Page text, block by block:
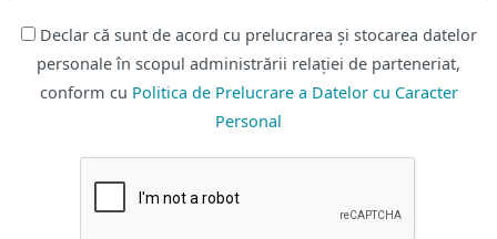
Declar că sunt de acord cu prelucrarea și stocarea datelor
personale în scopul administrării relației de parteneriat,
conform cu Politica de Prelucrare a Datelor cu Caracter
Personal